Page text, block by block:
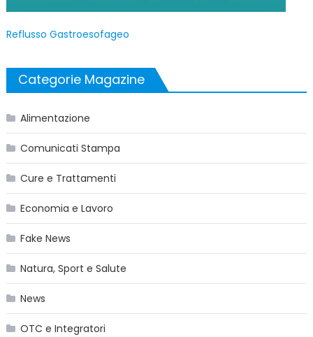
Reflusso Gastroesofageo
Categorie Magazine
Alimentazione
Comunicati Stampa
Cure e Trattamenti
Economia e Lavoro
Fake News
Natura, Sport e Salute
News
OTC e Integratori